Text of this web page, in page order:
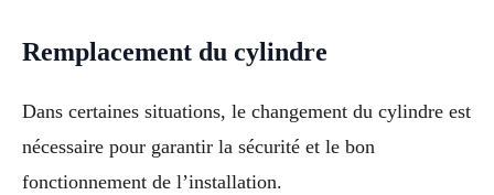
Remplacement du cylindre
Dans certaines situations, le changement du cylindre est
nécessaire pour garantir la sécurité et le bon
fonctionnement de l’installation.